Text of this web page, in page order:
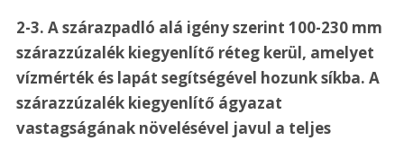
2-3. A szárazpadló alá igény szerint 100-230 mm
szárazzúzalék kiegyenlítő réteg kerül, amelyet
vízmérték és lapát segítségével hozunk síkba. A
szárazzúzalék kiegyenlítő ágyazat
vastagságának növelésével javul a teljes